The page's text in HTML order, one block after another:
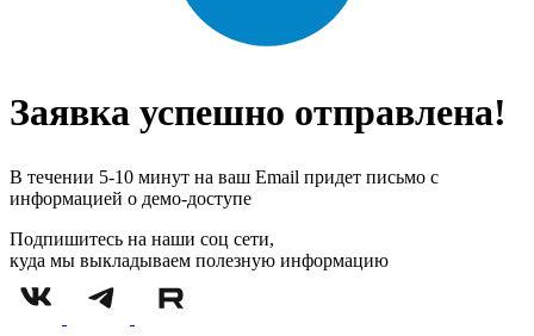
Заявка успешно отправлена!
В течении 5-10 минут на ваш Email придет письмо с
информацией о демо-доступе
Подпишитесь на наши соц сети,
куда мы выкладываем полезную информацию